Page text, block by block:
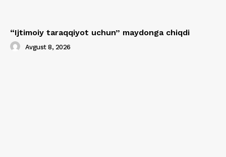
“Ijtimoiy taraqqiyot uchun” maydonga chiqdi
Avgust 8, 2026